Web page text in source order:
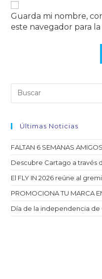
Guarda mi nombre,
este navegador para
Últimas Noticias
FALTAN 6 SEMANAS
Descubre Cartago a través
El FLY IN 2026 reúne al
PROMOCIONA TU MARCA
Día de la independencia de